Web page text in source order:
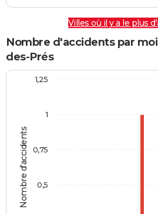
Villes où il y a le plus
Nombre d'accidents par
des-Prés
Nombre d'accidents
1
0,5
0,75
1,25